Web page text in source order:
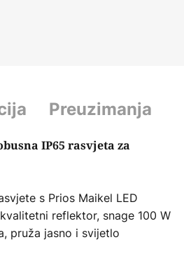
Preuzimanja
IP65 rasvjeta za
s Prios Maikel LED
reflektor, snage 100 W
pruža jasno i svijetlo
Bilo da se nalazite na balkonu